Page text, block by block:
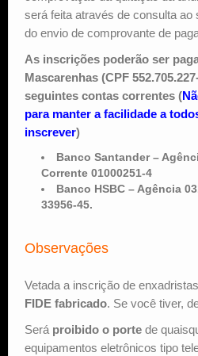
será feita através de consulta ao
do envio de comprovante de
As inscrições poderão ser
Mascarenhas (CPF
seguintes contas correntes (
para manter a facilidade a
inscrever)
Banco Santander –
Corrente 01000251-4
Banco HSBC – Agência
33956-45.
Observações
Vetada a inscrição de
FIDE fabricado. Se você tiver,
Será proibido o porte de
equipamentos eletrônicos tipo